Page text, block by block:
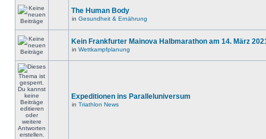
The Human Body
in Gesundheit & Ernährung
Kein Frankfurter Mainova Halbmarathon am 14. März
in Wettkampfplanung
Expeditionen ins Paralleluniversum
in Triathlon News